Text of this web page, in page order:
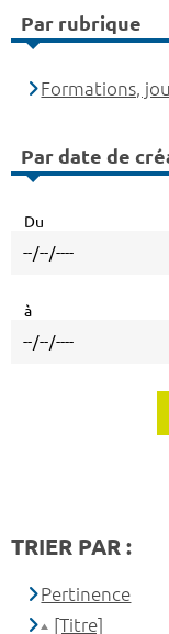
Par rubrique
Formations,
Par date de
Du
à
TRIER PAR :
Pertinence
[Titre]